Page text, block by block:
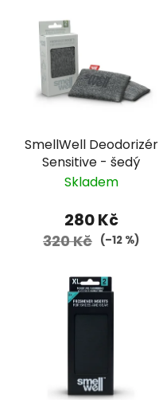
SmellWell Deodorizér
Sensitive - šedý
Skladem
280 Kč
320 Kč (–12 %)